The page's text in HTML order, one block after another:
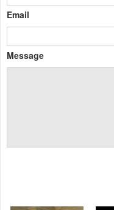
Email
Message